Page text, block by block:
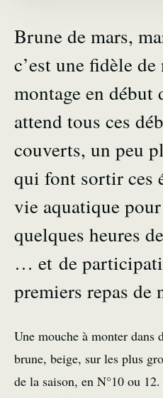
Brune de mars,
c’est une fidèle
montage en début
attend tous ces
couverts, un peu
qui font sortir ces
vie aquatique
quelques heures
… et de
premiers repas de
Une mouche à monter dans
brune, beige, sur les plus
de la saison, en N°10 ou 12.